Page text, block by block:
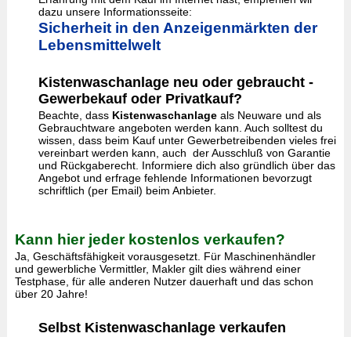
dazu unsere Informationsseite:
Sicherheit in den Anzeigenmärkten der
Lebensmittelwelt
Kistenwaschanlage neu oder gebraucht -
Gewerbekauf oder Privatkauf?
Beachte, dass Kistenwaschanlageals Neuware und als
Gebrauchtware angeboten werden kann. Auch solltest du
wissen, dass beim Kauf unter Gewerbetreibenden vieles frei
vereinbart werden kann, auch der Ausschluß von Garantie
und Rückgaberecht. Informiere dich also gründlich über das
Angebot und erfrage fehlende Informationen bevorzugt
schriftlich (per Email) beim Anbieter.
Kann hier jeder kostenlos verkaufen?
Ja, Geschäftsfähigkeit vorausgesetzt. Für Maschinenhändler
und gewerbliche Vermittler, Makler gilt dies während einer
Testphase, für alle anderen Nutzer dauerhaft und das schon
über 20 Jahre!
Selbst Kistenwaschanlage verkaufen